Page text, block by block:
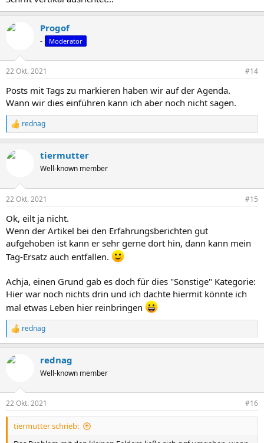
Progof
- Moderator
22 Okt. 2021 #14
Posts mit Tags zu markieren haben wir auf der Agenda.
Wann wir dies einführen kann ich aber noch nicht sagen.
R
e
k
e
:
rednag
tiermutter
Well-known member
22 Okt. 2021 #15
Ok, eilt ja nicht.
Wenn der Artikel bei den Erfahrungsberichten gut
aufgehoben ist kann er sehr gerne dort hin, dann kann mein
Tag-Ersatz auch entfallen.
Achja, einen Grund gab es doch für dies "Sonstige" Kategorie:
Hier war noch nichts drin und ich dachte hiermit könnte ich
mal etwas Leben hier reinbringen
R
e
k
e
n
rednag
rednag
Well-known member
22 Okt. 2021 #16
tiermutter schrieb: